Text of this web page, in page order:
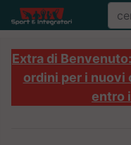
Extra di
ordini per i
entro